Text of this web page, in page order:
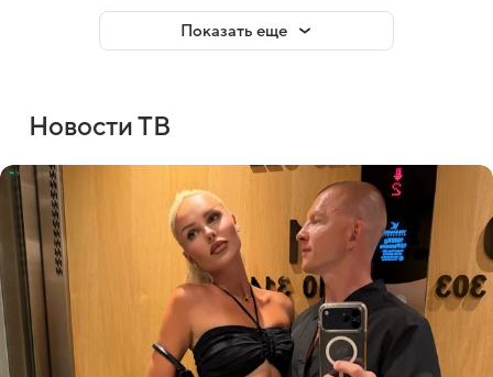
Показать еще
Новости ТВ